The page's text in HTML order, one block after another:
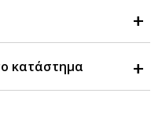
κατάστημα